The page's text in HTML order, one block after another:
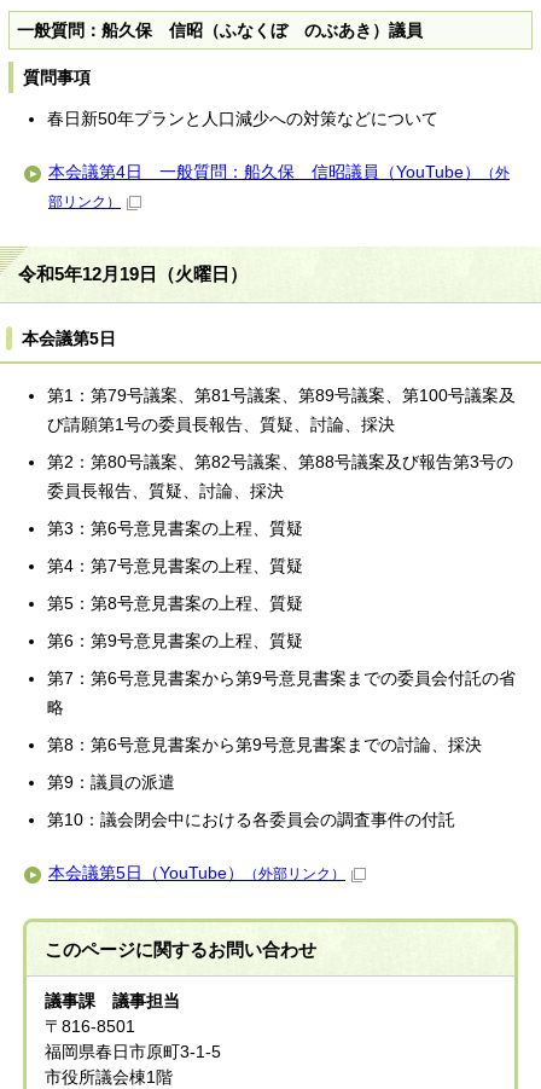
一般質問：船久保 信昭（ふなくぼ のぶあき）議員
質問事項
春日新50年プランと人口減少への対策などについて
本会議第4日 一般質問：船久保 信昭議員（YouTube）
（外
部リンク）
令和5年12月19日（火曜日）
本会議第5日
第1：第79号議案、第81号議案、第89号議案、第100号議案及
び請願第1号の委員長報告、質疑、討論、採決
第2：第80号議案、第82号議案、第88号議案及び報告第3号の
委員長報告、質疑、討論、採決
第3：第6号意見書案の上程、質疑
第4：第7号意見書案の上程、質疑
第5：第8号意見書案の上程、質疑
第6：第9号意見書案の上程、質疑
第7：第6号意見書案から第9号意見書案までの委員会付託の省
略
第8：第6号意見書案から第9号意見書案までの討論、採決
第9：議員の派遣
第10：議会閉会中における各委員会の調査事件の付託
本会議第5日（YouTube） （外部リンク）
このページに関するお問い合わせ
議事課 議事担当
〒816-8501
福岡県春日市原町3-1-5
市役所議会棟1階